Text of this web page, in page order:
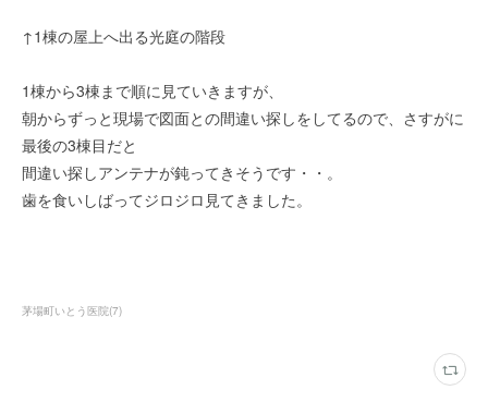
↑1棟の屋上へ出る光庭の階段
1棟から3棟まで順に見ていきますが、
朝からずっと現場で図面との間違い探しをしてるので、さすがに
最後の3棟目だと
間違い探しアンテナが鈍ってきそうです・・。
歯を食いしばってジロジロ見てきました。
茅場町いとう医院(7)